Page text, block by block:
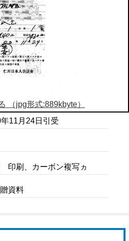
（jpg形式:889kbyte）
11月24日引受
印刷、カーボン複写ヵ
資料